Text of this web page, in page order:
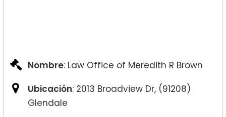
Nombre: Law Office of Meredith R Brown
Ubicación: 2013 Broadview Dr, (91208)
Glendale